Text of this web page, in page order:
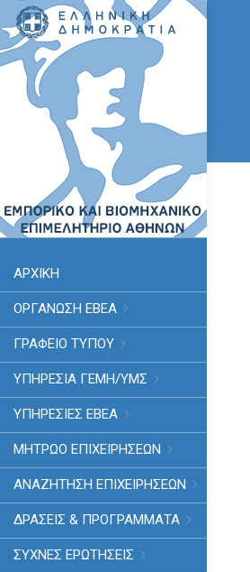
ΑΡΧΙΚΗ
ΟΡΓΑΝΩΣΗ ΕΒΕΑ
ΓΡΑΦΕΙΟ ΤΥΠΟΥ
ΥΠΗΡΕΣΊΑ ΓΕΜΗ/ΥΜΣ
ΥΠΗΡΕΣΙΕΣ ΕΒΕΑ
ΜΗΤΡΩΟ ΕΠΙΧΕΙΡΗΣΕΩΝ
ΑΝΑΖΗΤΗΣΗ ΕΠΙΧΕΙΡΗΣΕΩΝ
ΔΡΑΣΕΙΣ & ΠΡΟΓΡΑΜΜΑΤΑ
ΣΥΧΝΕΣ ΕΡΩΤΗΣΕΙΣ